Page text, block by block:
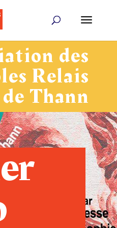
des
Relais
Thann